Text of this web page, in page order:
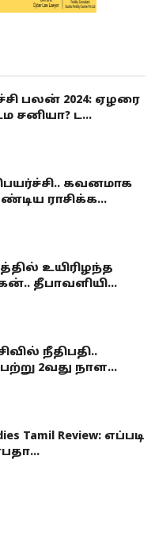
பலன் 2024: ஏழரை
சனியா? ட...
கவனமாக
ராசிக்க...
உயிரிழந்த
தீபாவளியி...
நீதிபதி..
2வது நாள...
Tamil Review: எப்படி